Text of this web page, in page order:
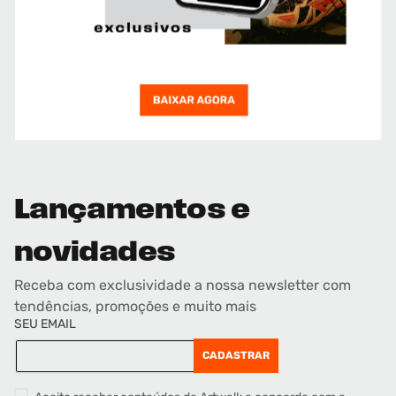
Lançamentos e
novidades
Receba com exclusividade a nossa newsletter com
tendências, promoções e muito mais
SEU EMAIL
CADASTRAR